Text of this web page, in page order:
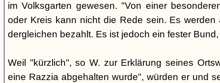
im Volksgarten gewesen. "Von einer
oder Kreis kann nicht die Rede sein. Es
dergleichen bezahlt. Es ist jedoch ein fester
Weil "kürzlich", so W. zur Erklärung seines
eine Razzia abgehalten wurde", würden er und